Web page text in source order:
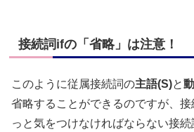
接続詞ifの「省略」は注意！
このように従属接続詞の主語(S)と
省略することができるのですが、接
っと気をつけなければならない接続